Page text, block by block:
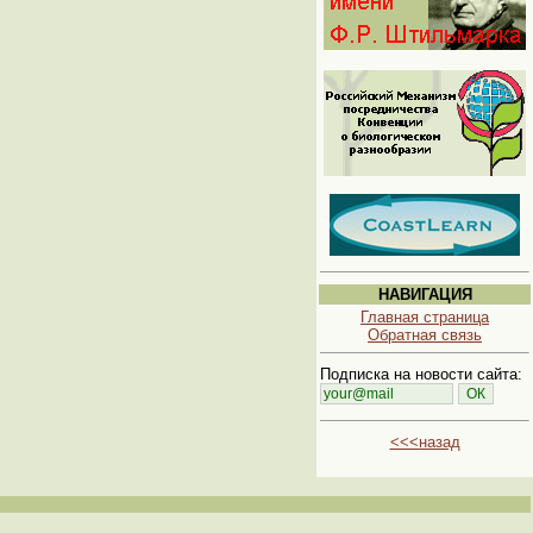
НАВИГАЦИЯ
Главная страница
Обратная связь
Подписка на новости сайта:
<<<назад